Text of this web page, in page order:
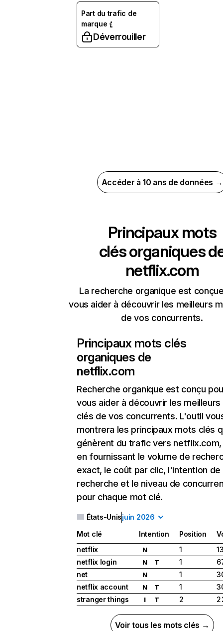
Part du trafic de
marque
Déverrouiller
Accéder à 10 ans de données →
Principaux mots
clés organiques
netflix.com
La recherche organique est
vous aider à découvrir les meilleurs
de vos concurrents.
Principaux mots clés
organiques de
netflix.com
Recherche organique est conçu
vous aider à découvrir les
clés de vos concurrents. L'outil
montrera les principaux mots clés
génèrent du trafic vers
en fournissant le volume de
exact, le coût par clic, l'intention de
recherche et le niveau de
pour chaque mot clé.
États-Unisjuin 2026
Mot clé Intention Position
netflix
N 1
netflix login
N T 1
net
N 1
netflix account
N T 1
stranger things
I T 2 2
Voir tous les mots clés →